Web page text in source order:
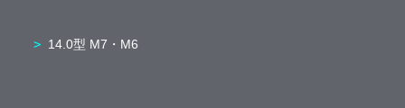
14.0型 M7・M6